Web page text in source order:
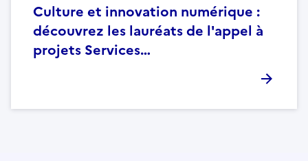
Culture et innovation numérique :
découvrez les lauréats de l'appel à
projets Services…